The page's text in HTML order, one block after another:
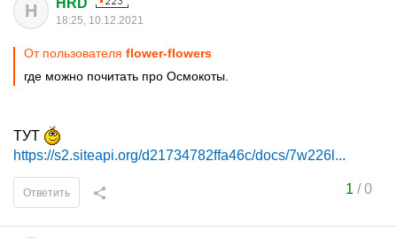
H HRD
18:25, 10.12.2021
От пользователя flower-flowers
где можно почитать про Осмокоты.
ТУТ
https://s2.siteapi.org/d21734782ffa46c/docs/7w226l...
1 /0
Ответить